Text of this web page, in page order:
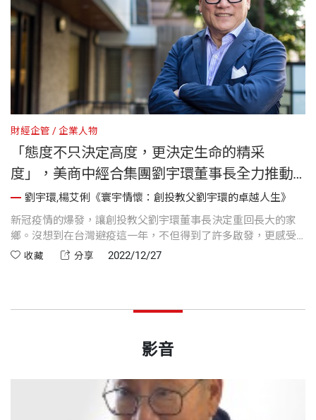
財經企管 企業人物
「態度不只決定高度，更決定生命的精采
度」，美商中經合集團劉宇環董事長全力推動
桌上型核融合發電器
劉宇環,楊艾俐《寰宇情懷：創投教父劉宇環的卓越人生》
新冠疫情的爆發，讓創投教父劉宇環董事長決定重回長大的家
鄉。沒想到在台灣避疫這一年，不但得到了許多啟發，更感受
到台灣的製造業實力。也因此，他希望能以台灣實力，運用在
人生》的精采片段。
收藏 分享 2022/12/27
影音